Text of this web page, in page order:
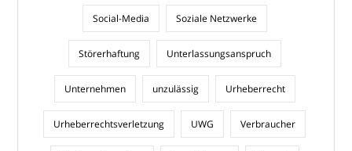
Social-Media Soziale Netzwerke
Störerhaftung Unterlassungsanspruch
Unternehmen unzulässig Urheberrecht
Urheberrechtsverletzung UWG Verbraucher